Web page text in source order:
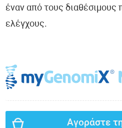
έναν από τους διαθέσιμους
ελέγχους.
Αγοράστε